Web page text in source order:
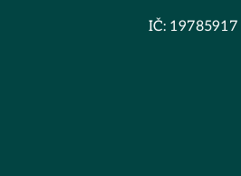
IČ: 19785917